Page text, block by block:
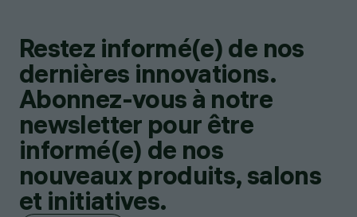
Restez informé(e) de nos
dernières innovations.
Abonnez-vous à notre
newsletter pour être
informé(e) de nos
nouveaux produits, salons
et initiatives.